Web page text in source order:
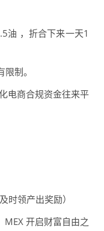
油 ，折合下来一天1
制。
电商合规资金往来平
时领产出奖励）
开启财富自由之